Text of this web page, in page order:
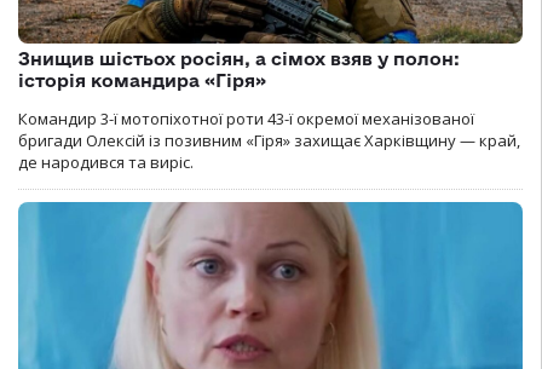
Знищив шістьох росіян, а сімох взяв у полон:
історія командира «Гіря»
Командир 3-ї мотопіхотної роти 43-ї окремої механізованої
бригади Олексій із позивним «Гіря» захищає Харківщину — край,
де народився та виріс.